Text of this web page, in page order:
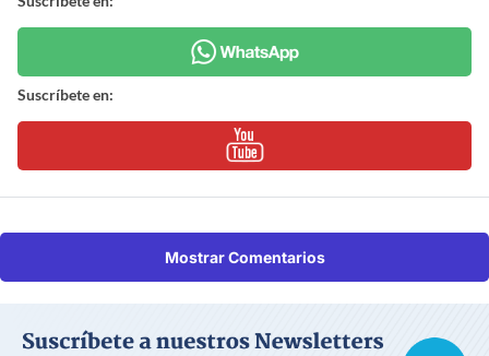
Suscríbete en:
Mostrar Comentarios